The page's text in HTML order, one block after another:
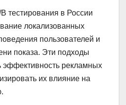
тестирования в России
локализованных
пользователей и
показа. Эти подходы
эффективность рекламных
их влияние на